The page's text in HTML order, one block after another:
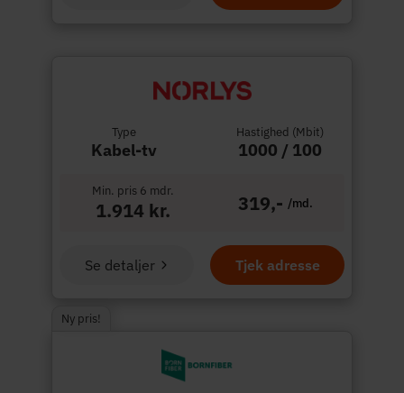
Type
Kabel-tv
Hastighed (Mbit)
1000 / 100
Min. pris 6 mdr.
1.914 kr. 319,- /md.
Tjek adresse
Se detaljer
Ny pris!